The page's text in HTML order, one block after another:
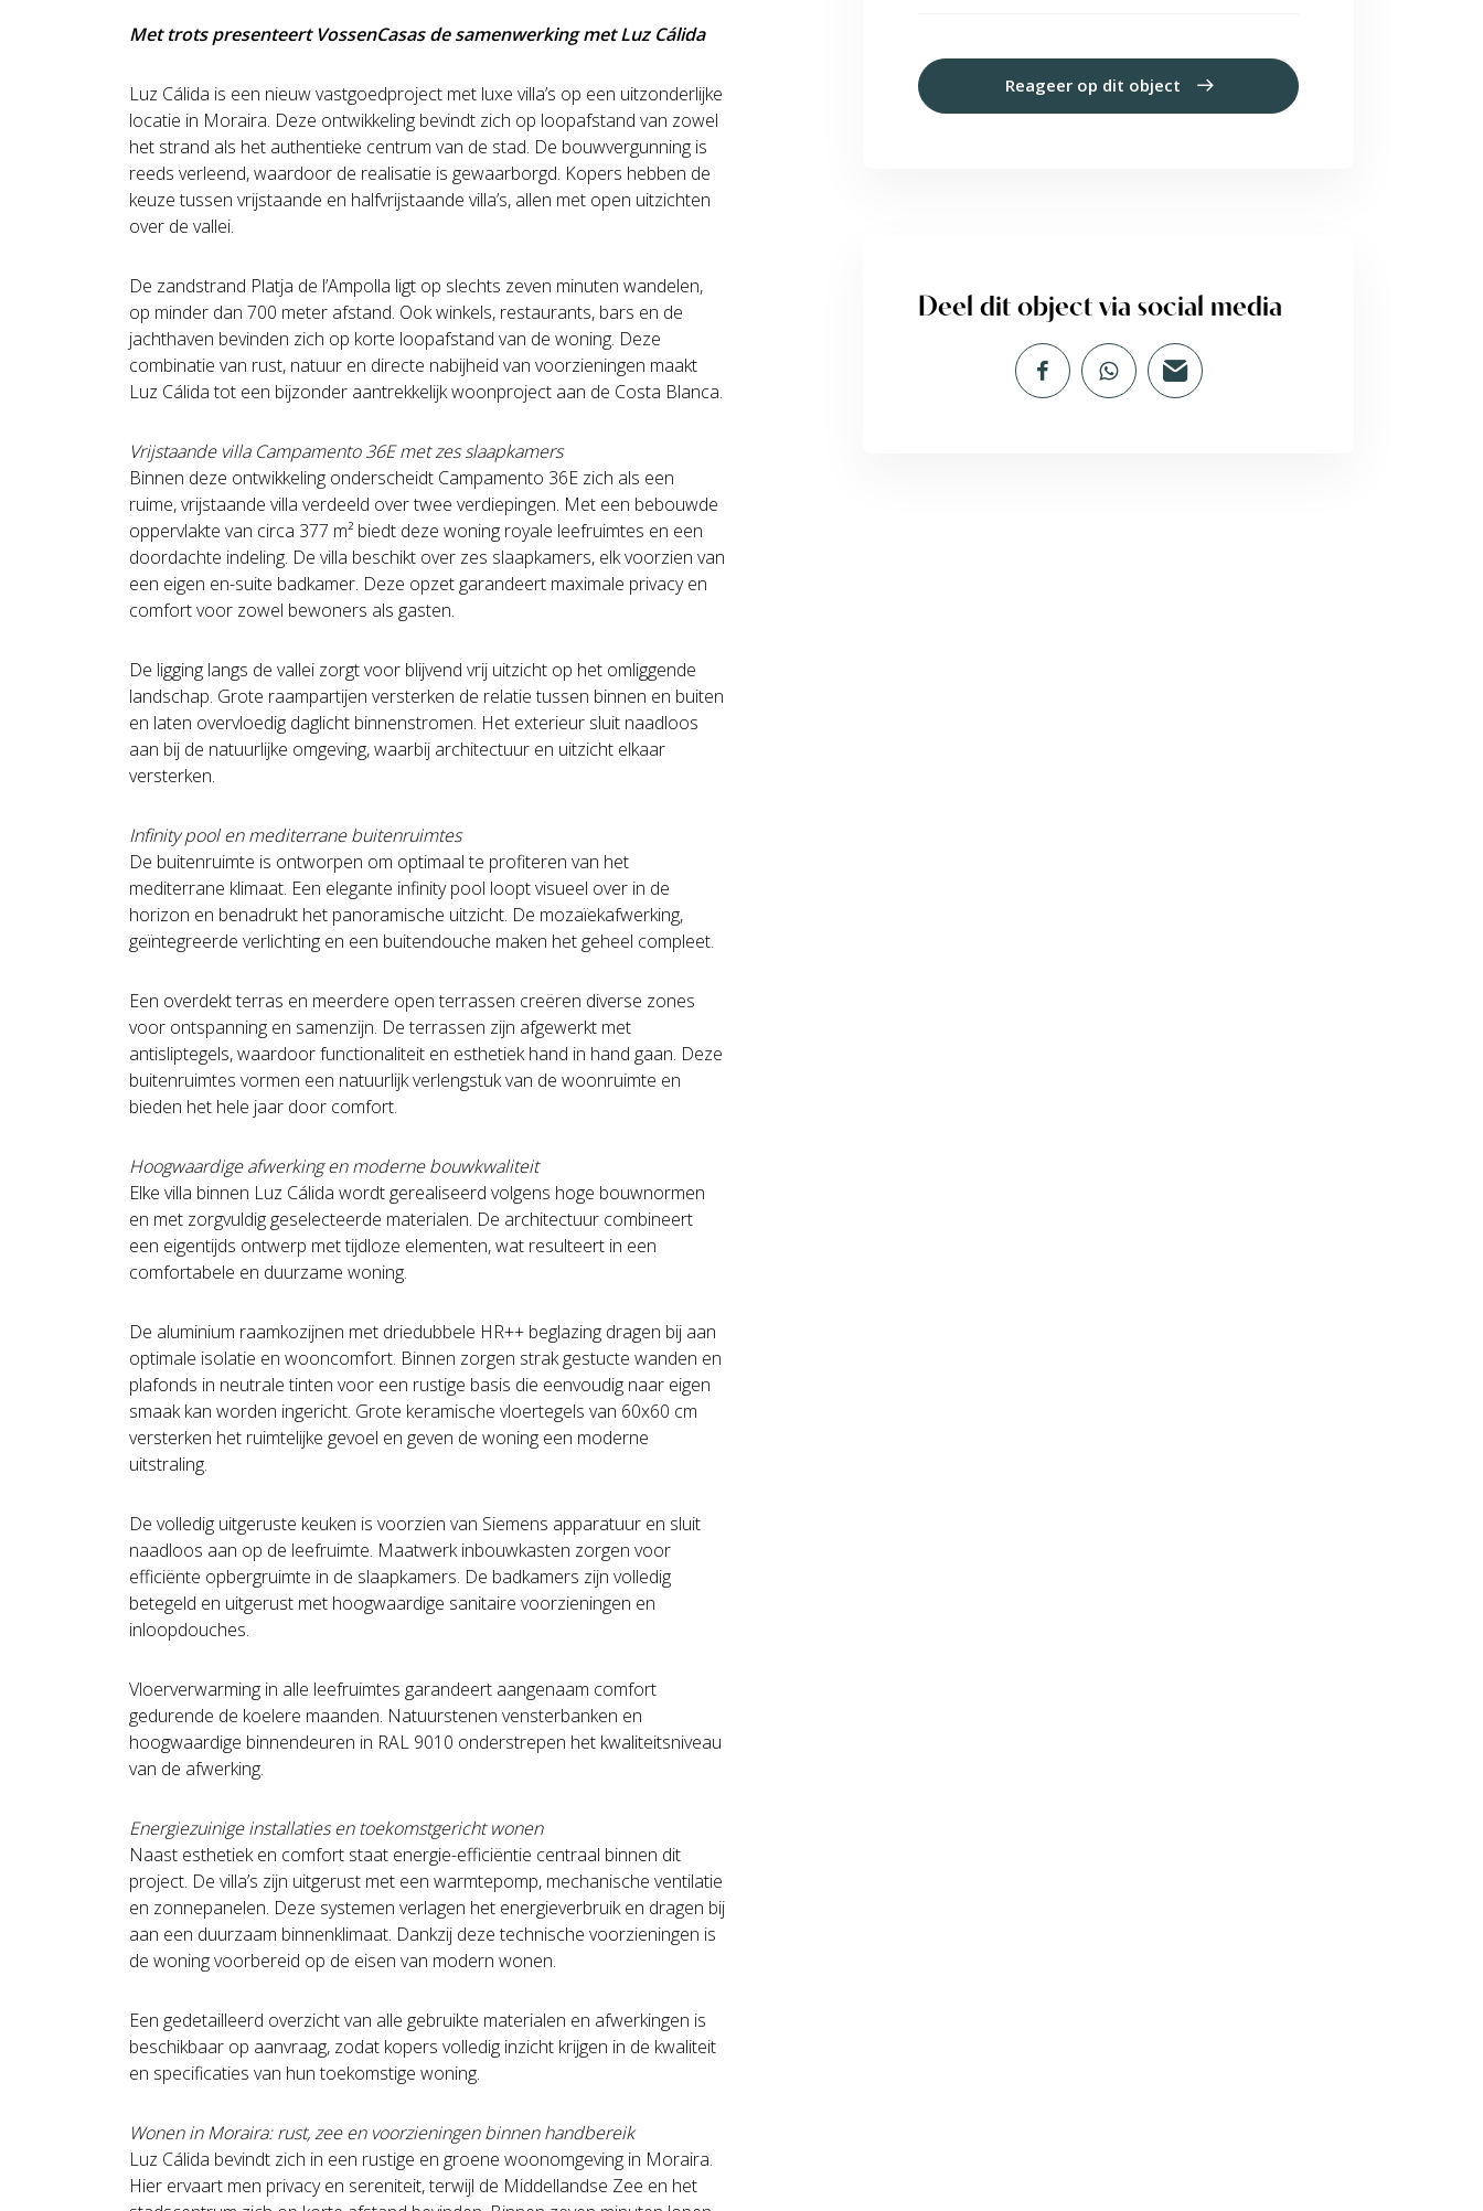
Met trots presenteert VossenCasas de samenwerking met Luz Cálida
Luz Cálida is een nieuw vastgoedproject met luxe villa’s op een uitzonderlijke
locatie in Moraira. Deze ontwikkeling bevindt zich op loopafstand van zowel
het strand als het authentieke centrum van de stad. De bouwvergunning is
reeds verleend, waardoor de realisatie is gewaarborgd. Kopers hebben de
keuze tussen vrijstaande en halfvrijstaande villa’s, allen met open uitzichten
over de vallei.
De zandstrand Platja de l’Ampolla ligt op slechts zeven minuten wandelen,
op minder dan 700 meter afstand. Ook winkels, restaurants, bars en de
jachthaven bevinden zich op korte loopafstand van de woning. Deze
combinatie van rust, natuur en directe nabijheid van voorzieningen maakt
Luz Cálida tot een bijzonder aantrekkelijk woonproject aan de Costa Blanca.
Vrijstaande villa Campamento 36E met zes slaapkamers
Binnen deze ontwikkeling onderscheidt Campamento 36E zich als een
ruime, vrijstaande villa verdeeld over twee verdiepingen. Met een bebouwde
oppervlakte van circa 377 m² biedt deze woning royale leefruimtes en een
doordachte indeling. De villa beschikt over zes slaapkamers, elk voorzien van
een eigen en-suite badkamer. Deze opzet garandeert maximale privacy en
comfort voor zowel bewoners als gasten.
De ligging langs de vallei zorgt voor blijvend vrij uitzicht op het omliggende
landschap. Grote raampartijen versterken de relatie tussen binnen en buiten
en laten overvloedig daglicht binnenstromen. Het exterieur sluit naadloos
aan bij de natuurlijke omgeving, waarbij architectuur en uitzicht elkaar
versterken.
Infinity pool en mediterrane buitenruimtes
De buitenruimte is ontworpen om optimaal te profiteren van het
mediterrane klimaat. Een elegante infinity pool loopt visueel over in de
horizon en benadrukt het panoramische uitzicht. De mozaïekafwerking,
geïntegreerde verlichting en een buitendouche maken het geheel compleet.
Een overdekt terras en meerdere open terrassen creëren diverse zones
voor ontspanning en samenzijn. De terrassen zijn afgewerkt met
antisliptegels, waardoor functionaliteit en esthetiek hand in hand gaan. Deze
buitenruimtes vormen een natuurlijk verlengstuk van de woonruimte en
bieden het hele jaar door comfort.
Hoogwaardige afwerking en moderne bouwkwaliteit
Elke villa binnen Luz Cálida wordt gerealiseerd volgens hoge bouwnormen
en met zorgvuldig geselecteerde materialen. De architectuur combineert
een eigentijds ontwerp met tijdloze elementen, wat resulteert in een
comfortabele en duurzame woning.
De aluminium raamkozijnen met driedubbele HR++ beglazing dragen bij aan
optimale isolatie en wooncomfort. Binnen zorgen strak gestucte wanden en
plafonds in neutrale tinten voor een rustige basis die eenvoudig naar eigen
smaak kan worden ingericht. Grote keramische vloertegels van 60x60 cm
versterken het ruimtelijke gevoel en geven de woning een moderne
uitstraling.
De volledig uitgeruste keuken is voorzien van Siemens apparatuur en sluit
naadloos aan op de leefruimte. Maatwerk inbouwkasten zorgen voor
efficiënte opbergruimte in de slaapkamers. De badkamers zijn volledig
betegeld en uitgerust met hoogwaardige sanitaire voorzieningen en
inloopdouches.
Vloerverwarming in alle leefruimtes garandeert aangenaam comfort
gedurende de koelere maanden. Natuurstenen vensterbanken en
hoogwaardige binnendeuren in RAL 9010 onderstrepen het kwaliteitsniveau
van de afwerking.
Energiezuinige installaties en toekomstgericht wonen
Naast esthetiek en comfort staat energie-efficiëntie centraal binnen dit
project. De villa’s zijn uitgerust met een warmtepomp, mechanische ventilatie
en zonnepanelen. Deze systemen verlagen het energieverbruik en dragen bij
aan een duurzaam binnenklimaat. Dankzij deze technische voorzieningen is
de woning voorbereid op de eisen van modern wonen.
Een gedetailleerd overzicht van alle gebruikte materialen en afwerkingen is
beschikbaar op aanvraag, zodat kopers volledig inzicht krijgen in de kwaliteit
en specificaties van hun toekomstige woning.
Wonen in Moraira: rust, zee en voorzieningen binnen handbereik
Luz Cálida bevindt zich in een rustige en groene woonomgeving in Moraira.
Hier ervaart men privacy en sereniteit, terwijl de Middellandse Zee en het
Reageer op dit object
Deel dit object via social media